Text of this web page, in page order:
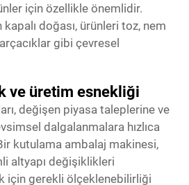
için özellikle önemlidir.
doğası, ürünleri toz, nem
gibi çevresel
ve üretim esnekliği
değişen piyasa taleplerine ve
dalgalanmalara hızlıca
kutulama ambalaj makinesi,
altyapı değişiklikleri
için gerekli ölçeklenebilirliği